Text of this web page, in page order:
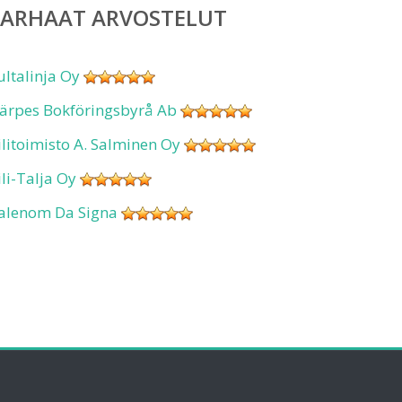
ARVOSTELUT
Oy
Bokföringsbyrå Ab
A. Salminen Oy
Talja Oy
Da Signa